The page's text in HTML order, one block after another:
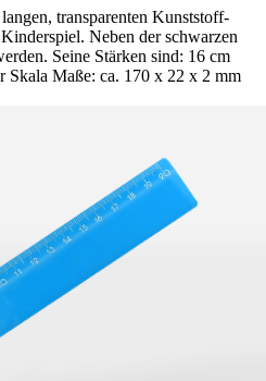
transparenten Kunststoff-
Neben der schwarzen
Seine Stärken sind: 16 cm
Skala Maße: ca. 170 x 22 x 2 mm